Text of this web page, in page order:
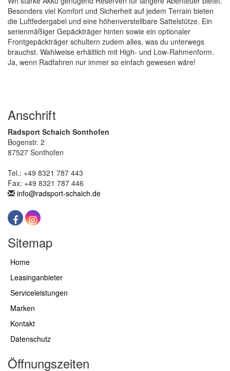
Besonders viel Komfort und Sicherheit auf jedem Terrain bieten
die Luftfedergabel und eine höhenverstellbare Sattelstütze. Ein
serienmäßiger Gepäckträger hinten sowie ein optionaler
Frontgepäckträger schultern zudem alles, was du unterwegs
brauchst. Wahlweise erhältlich mit High- und Low-Rahmenform.
Ja, wenn Radfahren nur immer so einfach gewesen wäre!
Anschrift
Radsport Schaich Sonthofen
Bogenstr. 2
87527 Sonthofen
Tel.: +49 8321 787 443
Fax: +49 8321 787 446
info@radsport-schaich.de
Sitemap
Home
Leasinganbieter
Serviceleistungen
Marken
Kontakt
Datenschutz
Öffnungszeiten